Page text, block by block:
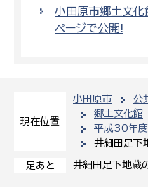
現在位置
小田原市 公
郷土文化館
平成30年
井細田足
足あと 井細田足下地
小田原市郷土文化
ページで公開!